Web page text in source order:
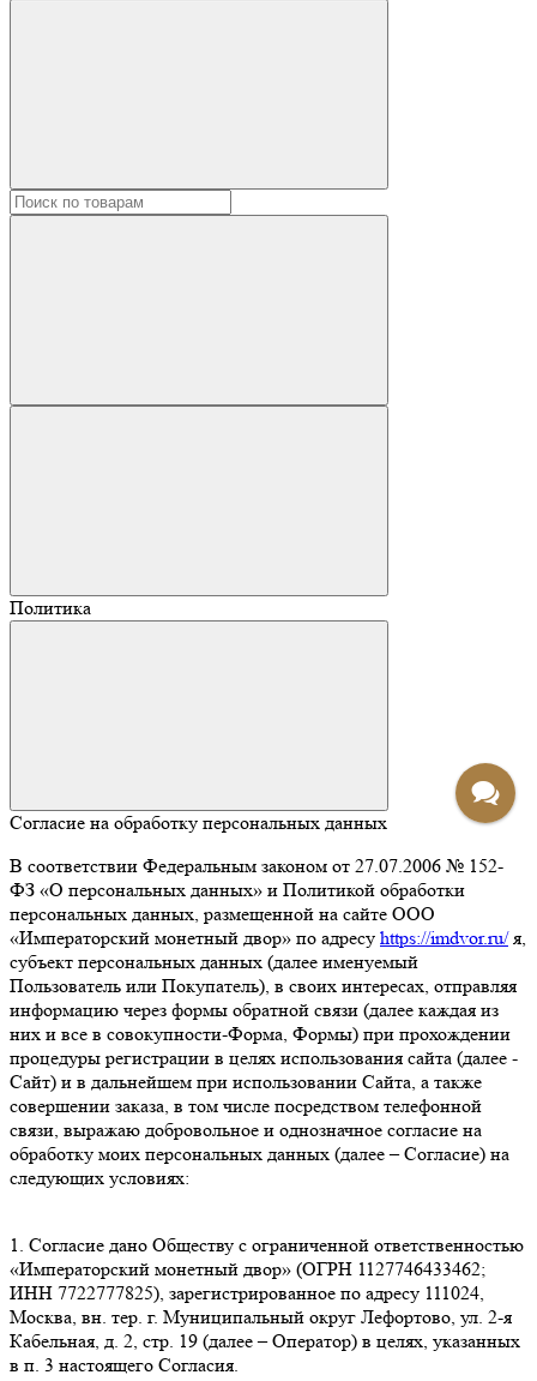
Политика
Согласие на обработку персональных данных
В соответствии Федеральным законом от 27.07.2006 № 152-
ФЗ «О персональных данных» и Политикой обработки
персональных данных, размещенной на сайте ООО
«Императорский монетный двор» по адресу https://imdvor.ru/я,
субъект персональных данных (далее именуемый
Пользователь или Покупатель), в своих интересах, отправляя
информацию через формы обратной связи (далее каждая из
них и все в совокупности-Форма, Формы) при прохождении
процедуры регистрации в целях использования сайта (далее -
Сайт) и в дальнейшем при использовании Сайта, а также
совершении заказа, в том числе посредством телефонной
связи, выражаю добровольное и однозначное согласие на
обработку моих персональных данных (далее – Согласие) на
следующих условиях:
1. Согласие дано Обществу с ограниченной ответственностью
«Императорский монетный двор» (ОГРН 1127746433462;
ИНН 7722777825), зарегистрированное по адресу 111024,
Москва, вн. тер. г. Муниципальный округ Лефортово, ул. 2-я
Кабельная, д. 2, стр. 19 (далее – Оператор) в целях, указанных
в п. 3 настоящего Согласия.